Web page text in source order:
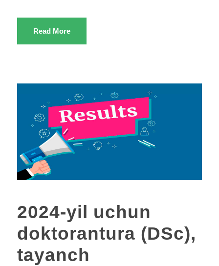
Read More
2024-yil uchun
doktorantura (DSc),
tayanch